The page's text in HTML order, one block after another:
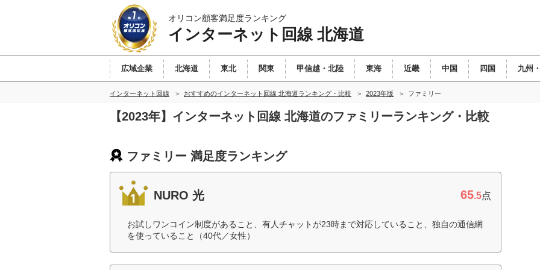
オリコン顧客満足度ランキング
インターネット回線 北海道
広域企業 北海道 東北 関東 甲信越・北陸 東海 近畿 中国 四国 九州
インターネット回線 おすすめのインターネット回線 北海道ランキング・比較 2023年版 ファミリー
【2023年】インターネット回線 北海道のファミリーランキング・比較
ファミリー 満足度ランキング
NURO 光 65.5点
お試しワンコイン制度があること、有人チャットが23時まで対応していること、独自の通信網
を使っていること（40代／女性）